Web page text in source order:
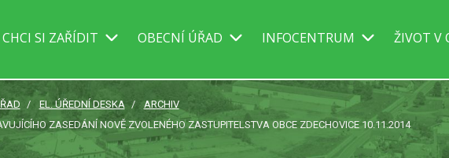
CHCI SI ZAŘÍDIT OBECNÍ ÚŘAD INFOCENTRUM ŽIVOT V
EL. ÚŘEDNÍ DESKA
ARCHIV
ZASEDÁNÍ NOVĚ ZVOLENÉHO ZASTUPITELSTVA OBCE ZDECHOVICE 10.11.2014